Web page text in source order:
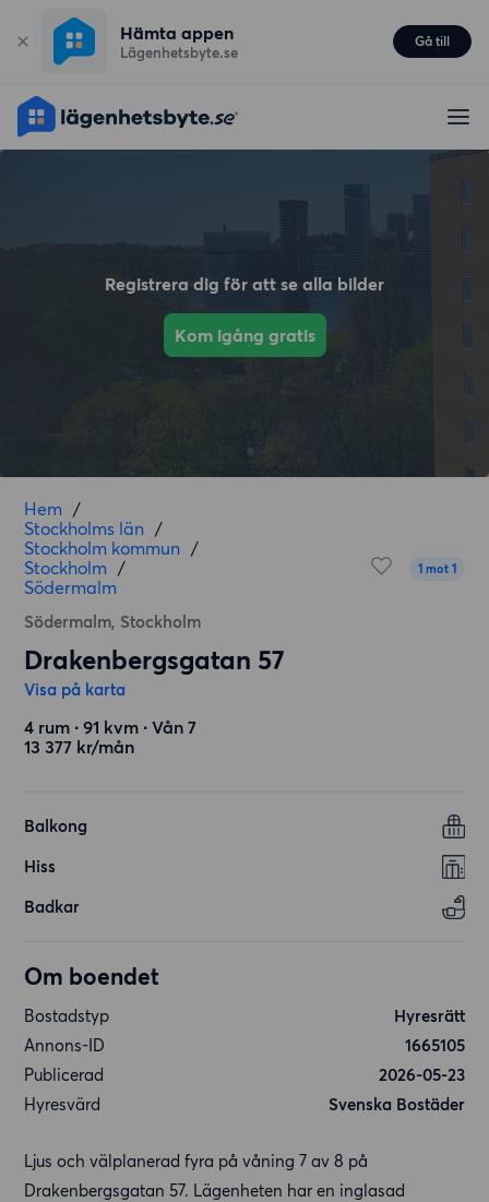
Hämta appen
Lägenhetsbyte.se
Gå till
Registrera dig för att se alla bilder
Kom igång gratis
Hem /
Stockholms län /
Stockholm kommun /
Stockholm /
Södermalm
Södermalm, Stockholm
1 mot 1
Drakenbergsgatan 57
Visa på karta
4 rum ∙ 91 kvm ∙ Vån 7
13 377 kr/mån
Balkong
Hiss
Badkar
Om boendet
Bostadstyp
Hyresrätt
Annons-ID
1665105
Publicerad
2026-05-23
Hyresvärd
Svenska Bostäder
Ljus och välplanerad fyra på våning 7 av 8 på
Drakenbergsgatan 57. Lägenheten har en inglasad